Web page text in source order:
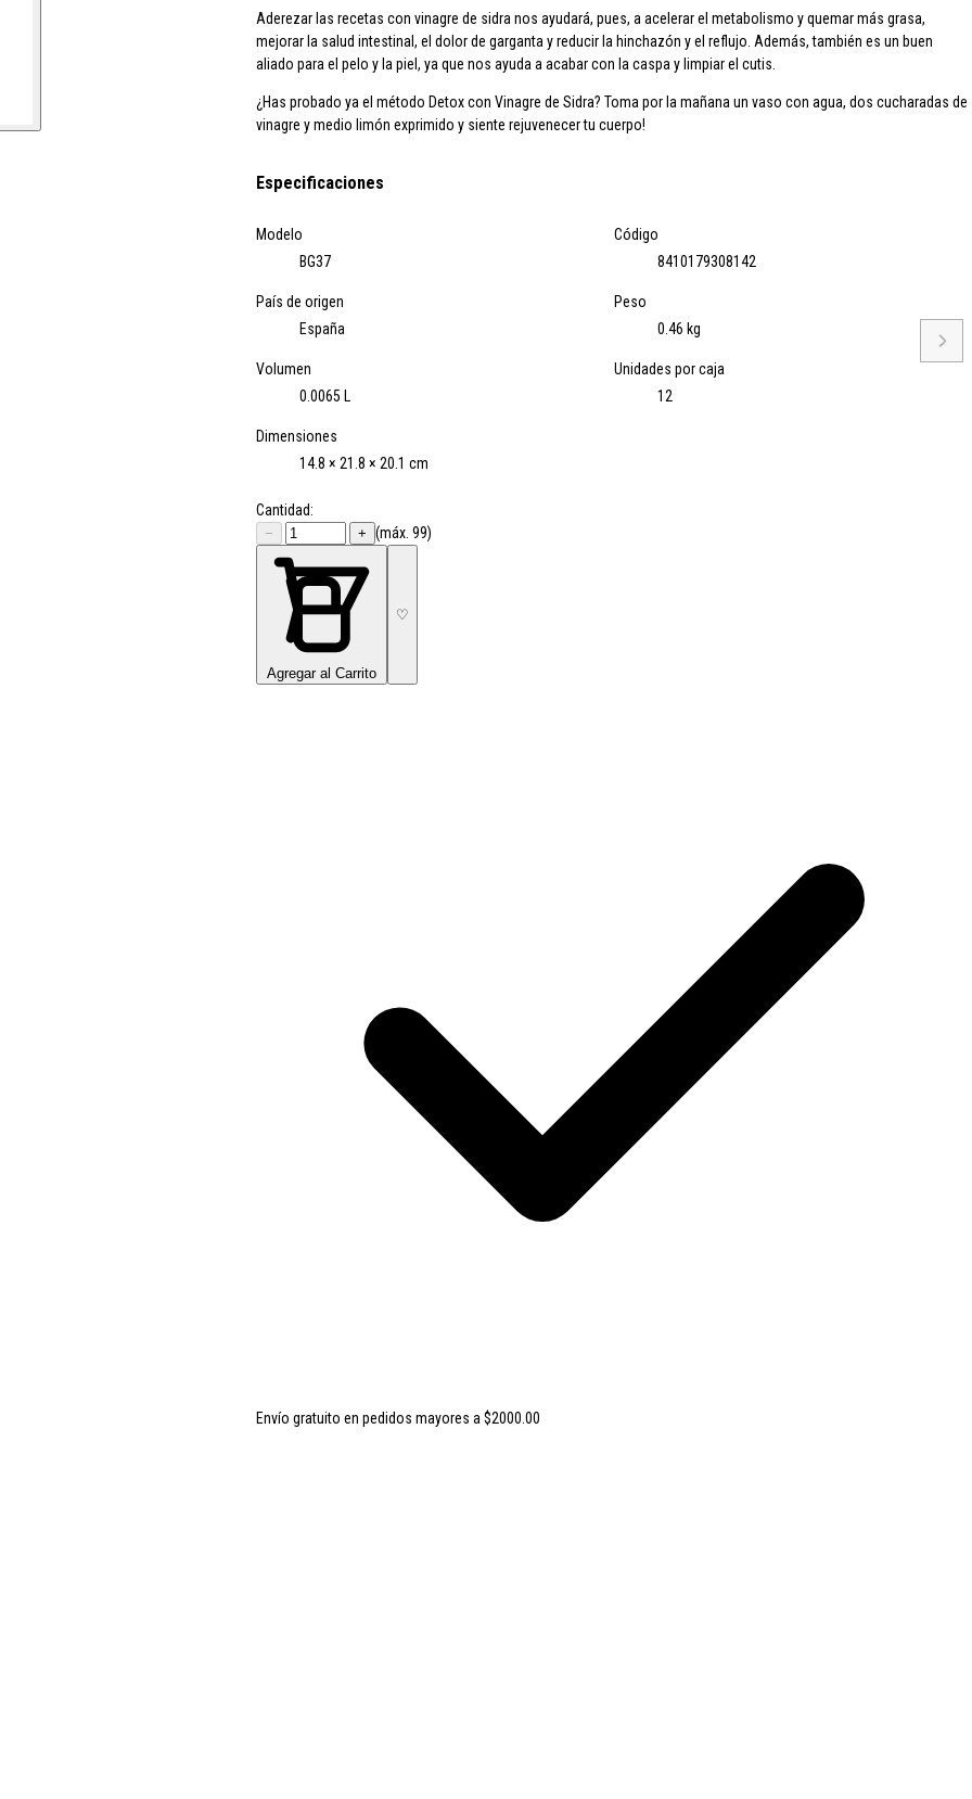
Aderezar las recetas con vinagre de sidra nos ayudará, pues, a acelerar el metabolismo y quemar más grasa,
mejorar la salud intestinal, el dolor de garganta y reducir la hinchazón y el reflujo. Además, también es un buen
aliado para el pelo y la piel, ya que nos ayuda a acabar con la caspa y limpiar el cutis.
¿Has probado ya el método Detox con Vinagre de Sidra? Toma por la mañana un vaso con agua, dos cucharadas de
vinagre y medio limón exprimido y siente rejuvenecer tu cuerpo!
Especificaciones
Modelo
BG37
Código
8410179308142
País de origen
España
Peso
0.46 kg
Volumen
0.0065 L
Unidades por caja
12
Dimensiones
14.8 × 21.8 × 20.1 cm
Cantidad:
− + (máx. 99)
Agregar al Carrito
♡
Envío gratuito en pedidos mayores a $2000.00
→